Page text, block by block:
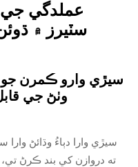
عملدگي
سٽيرز ۾
سيڙي وارو ڪمرن جو
وٺڻ جي
سيڙي وارا دٻاءُ وڌائڻ
ته دروازن کي بند ڪرڻ تي،